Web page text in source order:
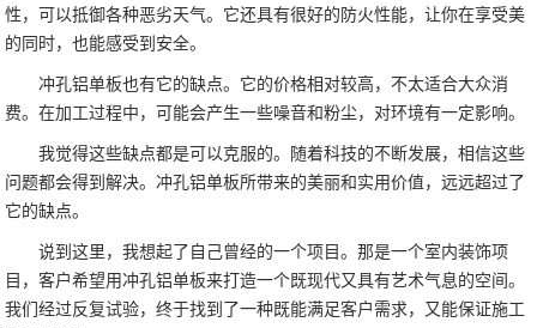
性，可以抵御各种恶劣天气。它还具有很好的防火性能，让你在享受美
的同时，也能感受到安全。
冲孔铝单板也有它的缺点。它的价格相对较高，不太适合大众消
费。在加工过程中，可能会产生一些噪音和粉尘，对环境有一定影响。
我觉得这些缺点都是可以克服的。随着科技的不断发展，相信这些
问题都会得到解决。冲孔铝单板所带来的美丽和实用价值，远远超过了
它的缺点。
说到这里，我想起了自己曾经的一个项目。那是一个室内装饰项
目，客户希望用冲孔铝单板来打造一个既现代又具有艺术气息的空间。
我们经过反复试验，终于找到了一种既能满足客户需求，又能保证施工